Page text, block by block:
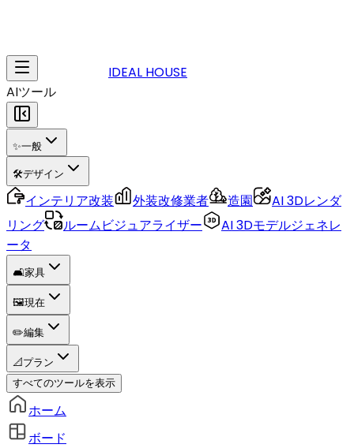
IDEAL HOUSE
AIツール
✨一般
🛠️デザイン
インテリア改装 外装改修業者 造園
AI 3Dレンダ
リング
ルームビジュアライザー
AI 3Dモデルジェネレ
ータ
🛋️家具
🖼️現在
✏️編集
📐 プラン
すべてのツールを表示
ホーム
ボード